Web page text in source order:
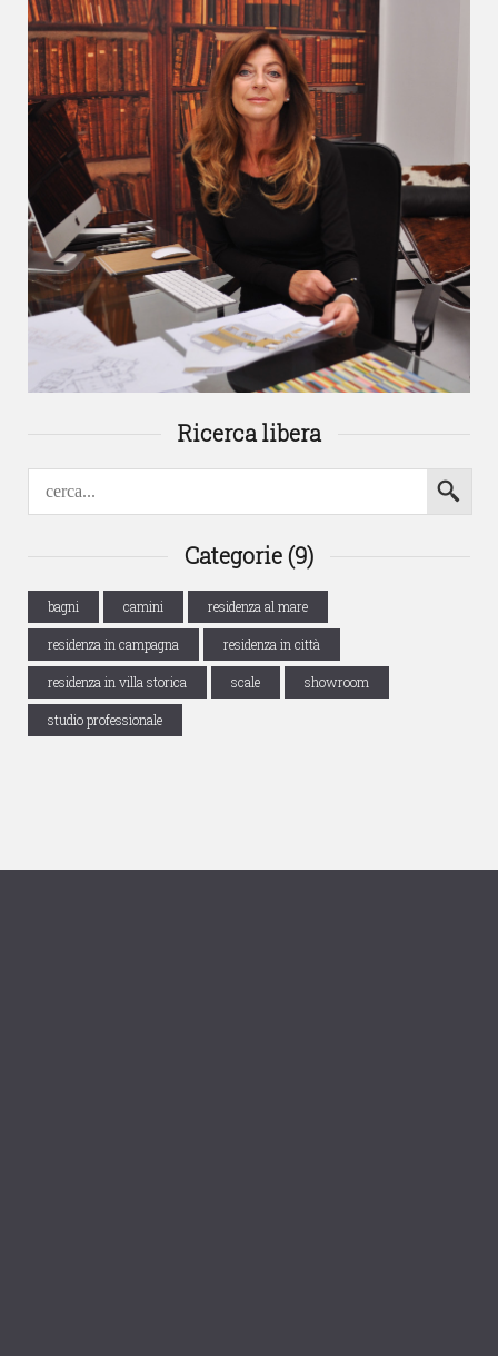
Ricerca libera
Categorie (9)
bagni camini residenza al mare
residenza in campagna residenza in città
residenza in villa storica scale showroom
studio professionale